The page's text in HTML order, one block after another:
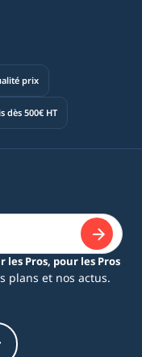
prix
dès 500€ HT
Pros, pour les Pros
plans et nos actus.